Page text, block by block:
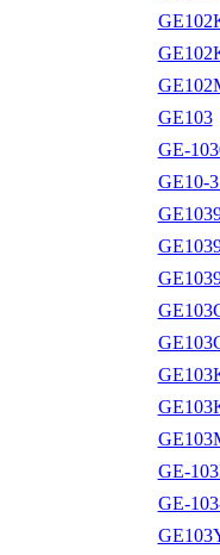
GE103
GE-
GE10-
GE-
GE-